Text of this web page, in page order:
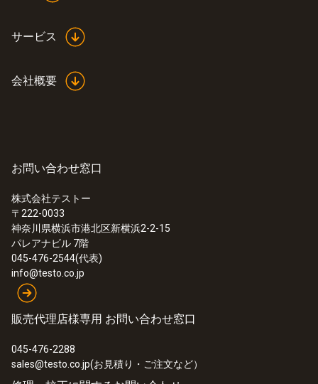
サービス
会社概要
お問い合わせ窓口
株式会社テストー
〒222-0033
神奈川県横浜市港北区新横浜2-2-15
パレアナビル 7階
045-476-2544(代表)
info@testo.co.jp
販売代理店様専用 お問い合わせ窓口
045-476-2288
sales@testo.co.jp(お見積り・ご注文など）